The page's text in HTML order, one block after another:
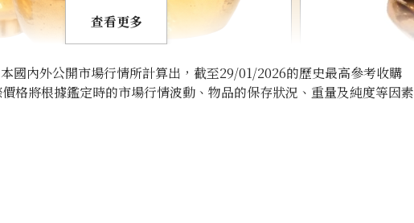
查看更多
國內外公開市場行情所計算出，截至29/01/2026的歷史最高參考收購
格將根據鑑定時的市場行情波動、物品的保存狀況、重量及純度等因素